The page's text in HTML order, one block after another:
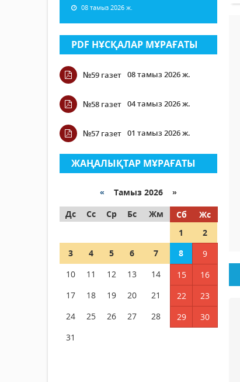
08 тамыз 2026 ж.
PDF НҰСҚАЛАР МҰРАҒАТЫ
№59 газет 08 тамыз 2026 ж.
№58 газет 04 тамыз 2026 ж.
№57 газет 01 тамыз 2026 ж.
ЖАҢАЛЫҚТАР МҰРАҒАТЫ
« Тамыз 2026 »
Дс
Сс Ср Бс Жм Сб
Жс
1
2
3
4 5 6 7 8
9
10
11 12 13 14 15
16
17
18 19 20 21 22
23
24
25 26 27 28 29
30
31